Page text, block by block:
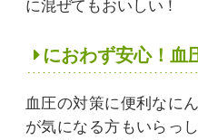
に混ぜてもおいしい！
におわず安心！血
血圧の対策に便利なに
が気になる方もいらっ